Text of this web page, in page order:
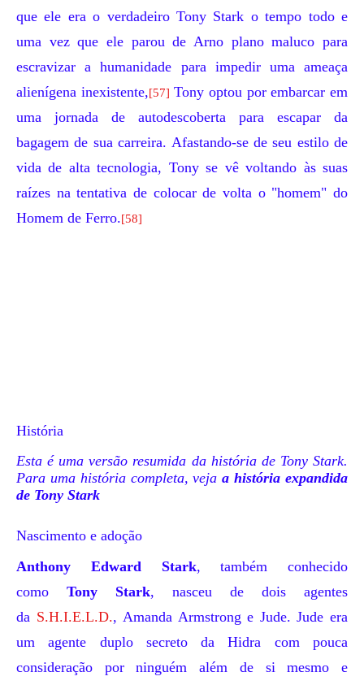
que ele era o verdadeiro Tony Stark o tempo todo e
uma vez que ele parou de Arno plano maluco para
escravizar a humanidade para impedir uma ameaça
alienígena inexistente,[57] Tony optou por embarcar em
uma jornada de autodescoberta para escapar da
bagagem de sua carreira. Afastando-se de seu estilo de
vida de alta tecnologia, Tony se vê voltando às suas
raízes na tentativa de colocar de volta o "homem" do
Homem de Ferro.[58]
História
Esta é uma versão resumida da história de Tony Stark.
Para uma história completa, vejaa história expandida
de Tony Stark
Nascimento e adoção
Anthony Edward Stark, também conhecido
como Tony Stark, nasceu de dois agentes
da S.H.I.E.L.D.,Amanda Armstrong e Jude. Jude era
um agente duplo secreto daHidra com pouca
consideração por ninguém além de si mesmo e